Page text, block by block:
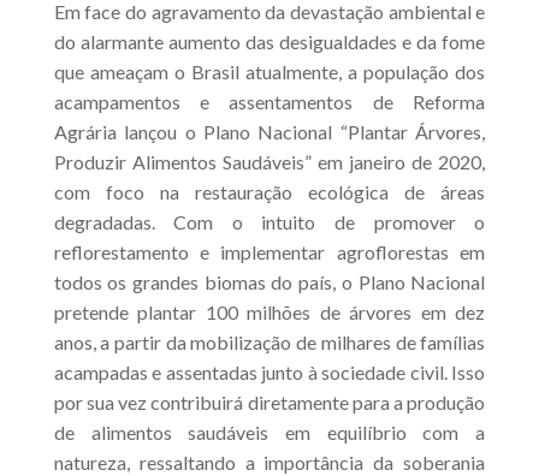
Em face do agravamento da devastação ambiental e
do alarmante aumento das desigualdades e da fome
que ameaçam o Brasil atualmente, a população dos
acampamentos e assentamentos de Reforma
Agrária lançou o Plano Nacional “Plantar Árvores,
Produzir Alimentos Saudáveis” em janeiro de 2020,
com foco na restauração ecológica de áreas
degradadas. Com o intuito de promover o
reflorestamento e implementar agroflorestas em
todos os grandes biomas do país, o Plano Nacional
pretende plantar 100 milhões de árvores em dez
anos, a partir da mobilização de milhares de famílias
acampadas e assentadas junto à sociedade civil. Isso
por sua vez contribuirá diretamente para a produção
de alimentos saudáveis em equilíbrio com a
natureza, ressaltando a importância da soberania